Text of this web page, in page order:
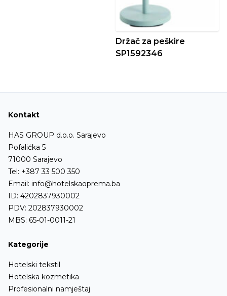
Držač za peškire
SP1592346
Kontakt
HAS GROUP d.o.o. Sarajevo
Pofalićka 5
71000 Sarajevo
Tel: +387 33 500 350
Email: info@hotelskaoprema.ba
ID: 4202837930002
PDV: 202837930002
MBS: 65-01-0011-21
Kategorije
Hotelski tekstil
Hotelska kozmetika
Profesionalni namještaj